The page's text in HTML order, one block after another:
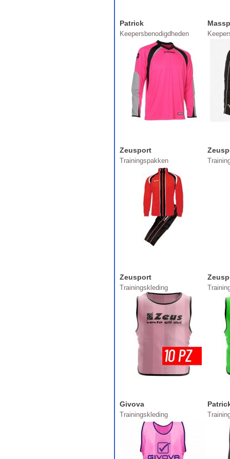
Patrick
Keepersbenodigdheden
Zeusport
Trainingspakken
Zeusport
Trainingskleding
Givova
Trainingskleding